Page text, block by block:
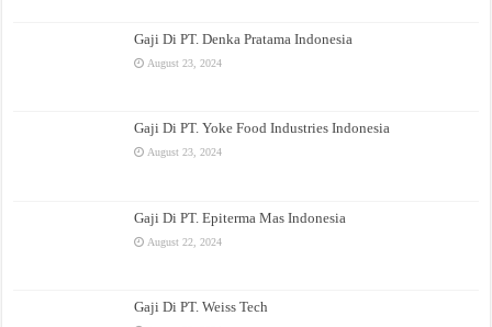
Gaji Di PT. Denka Pratama Indonesia
August 23, 2024
Gaji Di PT. Yoke Food Industries Indonesia
August 23, 2024
Gaji Di PT. Epiterma Mas Indonesia
August 22, 2024
Gaji Di PT. Weiss Tech